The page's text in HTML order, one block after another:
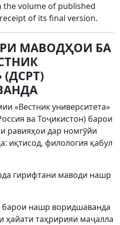
volume of published
of its final version.
МАВОДҲОИ БА
(ДСРТ)
«Вестник университета»
ва Тоҷикистон) барои
равияҳои дар номгӯйи
иқтисод, филология қабул
гирифтани маводи нашр
нашр воридшаванда
ҳайати таҳририяи маҷалла